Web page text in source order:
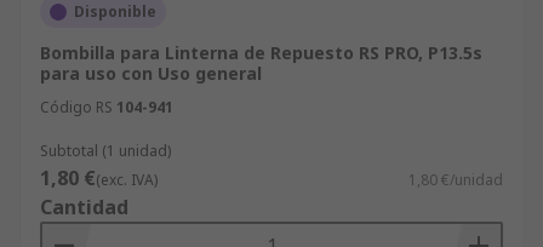
Disponible
Bombilla para Linterna de Repuesto RS PRO, P13.5s
para uso con Uso general
Código RS 104-941
Subtotal (1 unidad)
1,80 €(exc. IVA) 1,80 €/unidad
Cantidad